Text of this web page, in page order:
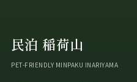
民泊 稲荷山
PET-FRIENDLY MINPAKU INARIYAMA